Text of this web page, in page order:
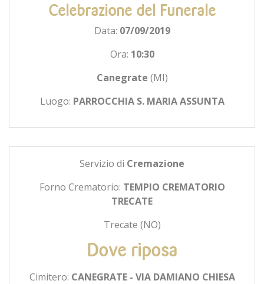
Celebrazione del Funerale
Data: 07/09/2019
Ora: 10:30
Canegrate (MI)
Luogo: PARROCCHIA S. MARIA ASSUNTA
Servizio di Cremazione
Forno Crematorio: TEMPIO CREMATORIO
TRECATE
Trecate (NO)
Dove riposa
Cimitero: CANEGRATE - VIA DAMIANO CHIESA